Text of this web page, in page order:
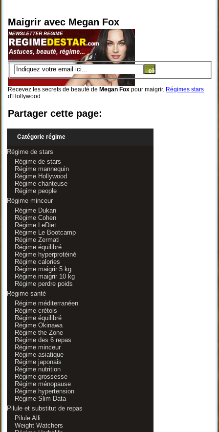
Maigrir avec Megan Fox
Recevez les secrets de beauté de Megan Foxpour maigrir. Régimes stars
d'Hollywood
Partager cette page:
Catégorie régime
Régime de stars
Régime de stars
Régime mannequin
Régime Hollywood
Régime chanteuse
Régime people
Régime minceur
Régime Dukan
Régime Cohen
Régime LeDiet
Régime Le Bootcamp
Régime Zermati
Régime équilibré
Régime hyperprotéiné
Régime calories
Régime maigrir 5 kg
Régime maigrir 10 kg
Régime perdre poids
Régime santé
Régime méditerranéen
Régime crétois
Régime équilibré
Régime Okinawa
Régime the Zone
Régime des 6 repas
Régime minceur
Régime asiatique
Régime japonais
Régime nutrition
Régime grossesse
Régime ménopause
Régime hypertension
Régime Slim-Data
Pilule et substitut de repas
Pilule Alli
Weight Watchers